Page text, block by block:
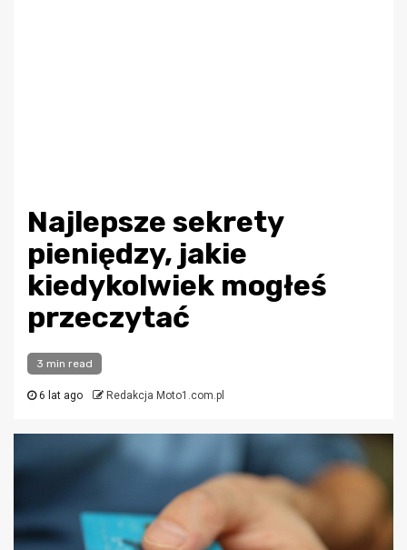
Najlepsze sekrety
pieniędzy, jakie
kiedykolwiek mogłeś
przeczytać
3 min read
6 lat ago Redakcja Moto1.com.pl